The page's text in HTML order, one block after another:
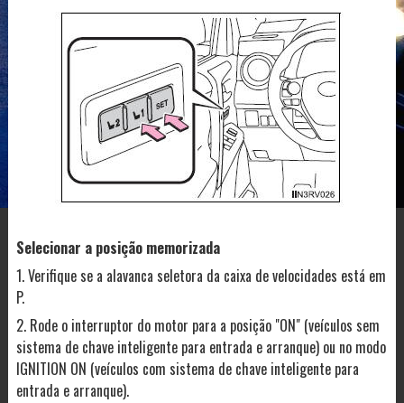
Selecionar a posição memorizada
1. Verifique se a alavanca seletora da caixa de velocidades está em
P.
2. Rode o interruptor do motor para a posição "ON" (veículos sem
sistema de chave inteligente para entrada e arranque) ou no modo
IGNITION ON (veículos com sistema de chave inteligente para
entrada e arranque).